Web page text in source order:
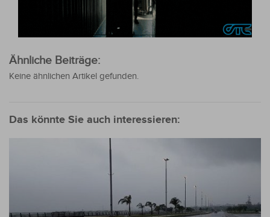
Ähnliche Beiträge:
Keine ähnlichen Artikel gefunden.
Das könnte Sie auch interessieren: